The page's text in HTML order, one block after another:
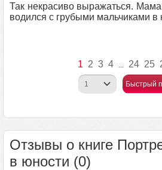
Так некрасиво выражаться.
водился с грубыми мальчиками в
1 2 3 4 ... 24 25
Быстрый
Отзывы о книге
в юности (0)